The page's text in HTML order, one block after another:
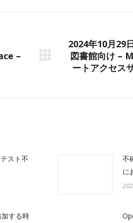
Facebook
X
LinkedInWhatsApp
–
Next
2024年10月29
図書館向け –
ートアクセス
スト不
不
に
する時